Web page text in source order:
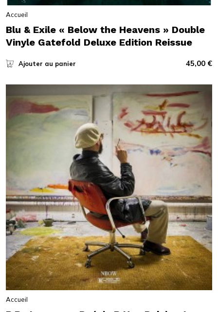
Accueil
Blu & Exile « Below the Heavens » Double
Vinyle Gatefold Deluxe Edition Reissue
Ajouter au panier 45,00 €
Accueil